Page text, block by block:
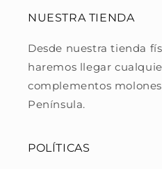
NUESTRA TIENDA
Desde nuestra tienda
haremos llegar
complementos
Península.
POLÍTICAS